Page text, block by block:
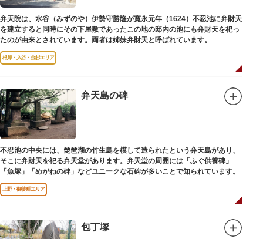
弁天院は、水谷（みずのや）伊勢守勝隆が寛永元年（1624）不忍池に弁財天
を建立すると同時にその下屋敷であったこの地の邸内の池にも弁財天を祀っ
たのが由来とされています。両者は姉妹弁財天と呼ばれています。
根岸・入谷・金杉エリア
弁天島の碑
不忍池の中央には、琵琶湖の竹生島を模して造られたという弁天島があり、
そこに弁財天を祀る弁天堂があります。弁天堂の周囲には「ふぐ供養碑」
「魚塚」「めがねの碑」などユニークな石碑が多いことで知られています。
上野・御徒町エリア
包丁塚